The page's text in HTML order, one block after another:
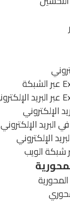
الإلكتروني
الإلكتروني
الإلكتروني